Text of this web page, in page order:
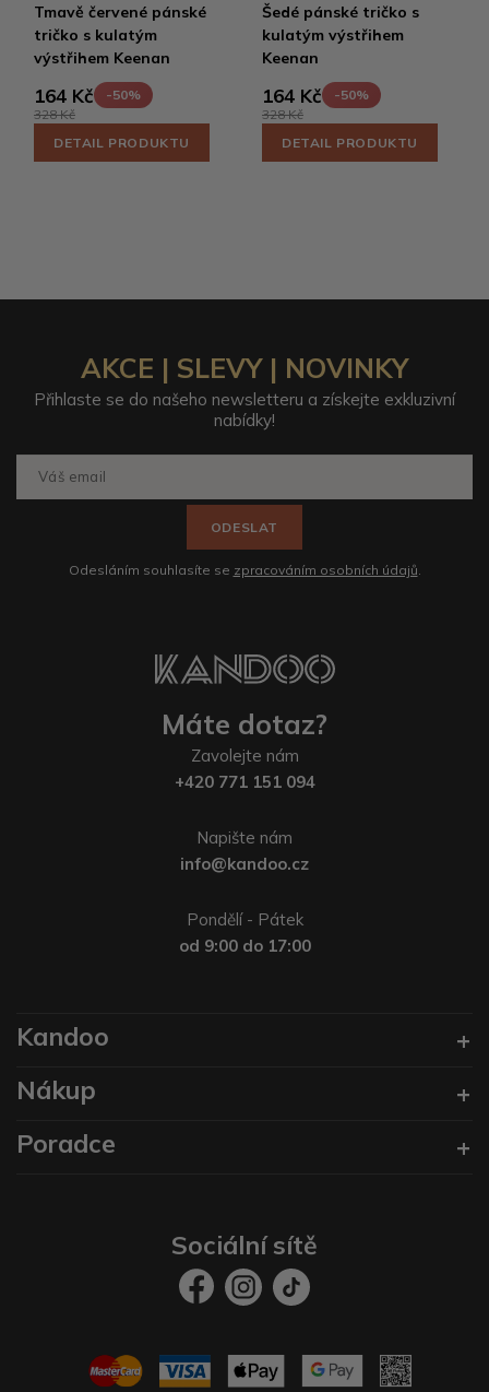
Tmavě červené pánské
tričko s kulatým
výstřihem Keenan
164 Kč
-50%
328 Kč
DETAIL PRODUKTU
Šedé pánské tričko s
kulatým výstřihem
Keenan
164 Kč
-50%
328 Kč
DETAIL PRODUKTU
AKCE | SLEVY | NOVINKY
Přihlaste se do našeho newsletteru a získejte exkluzivní
nabídky!
ODESLAT
Odesláním souhlasíte se zpracováním osobních údajů
Máte dotaz?
Zavolejte nám
+420 771 151 094
Napište nám
info@kandoo.cz
Pondělí - Pátek
od 9:00 do 17:00
Kandoo
Nákup
Poradce
Sociální sítě